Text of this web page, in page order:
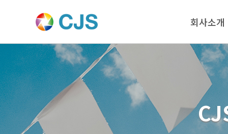
회사소개